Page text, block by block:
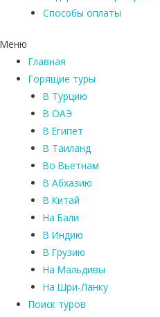
Способы оплаты
Меню
Главная
Горящие туры
В Турцию
В ОАЭ
В Египет
В Таиланд
Во Вьетнам
В Абхазию
В Китай
На Бали
В Индию
В Грузию
На Мальдивы
На Шри-Ланку
Поиск туров